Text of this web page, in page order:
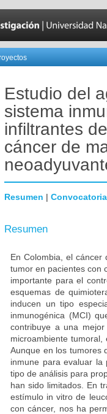
Estudio del
sistema
infiltrantes
cáncer de
Resumen | Convocatoria
Resumen
En Colombia, el
tumor en pacientes con
importante para el
esquemas de
inducen un tipo
inmunogénica (MCI)
contribuye a una
microambiente
Aunque en los tumores
inmune para evaluar la
tipo de análisis para
han sido limitados. En
estímulo in vitro de
con cáncer, nos ha